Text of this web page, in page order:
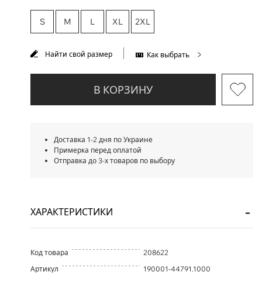
S M L XL 2XL
Найти свой размер Как выбрать
В КОРЗИНУ
Доставка 1-2 дня по Украине
Примерка перед оплатой
Отправка до 3-х товаров по выбору
ХАРАКТЕРИСТИКИ
Код товара
208622
Артикул
190001-44791.1000